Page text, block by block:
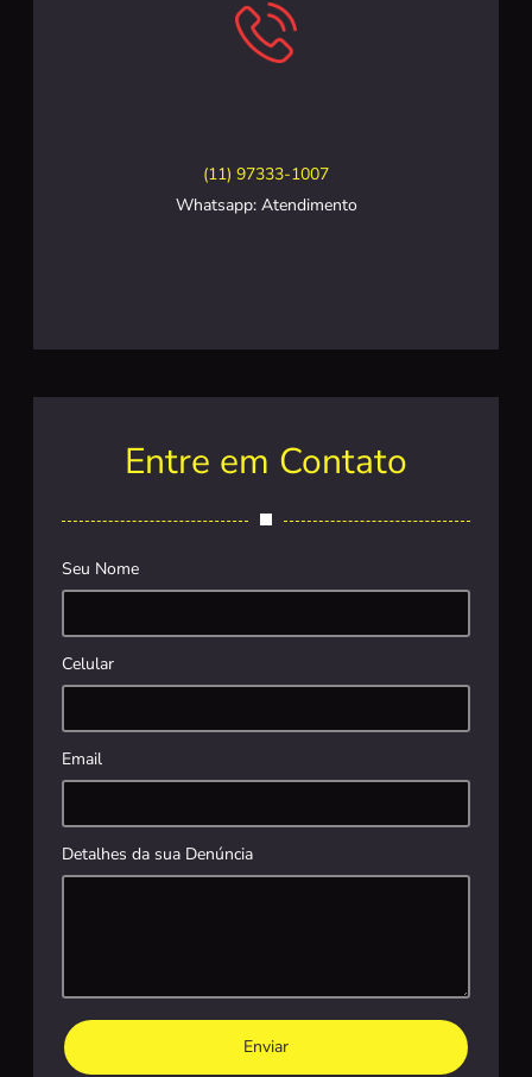
(11) 97333-1007
Whatsapp: Atendimento
Entre em Contato
Seu Nome
Celular
Email
Detalhes da sua Denúncia
Enviar